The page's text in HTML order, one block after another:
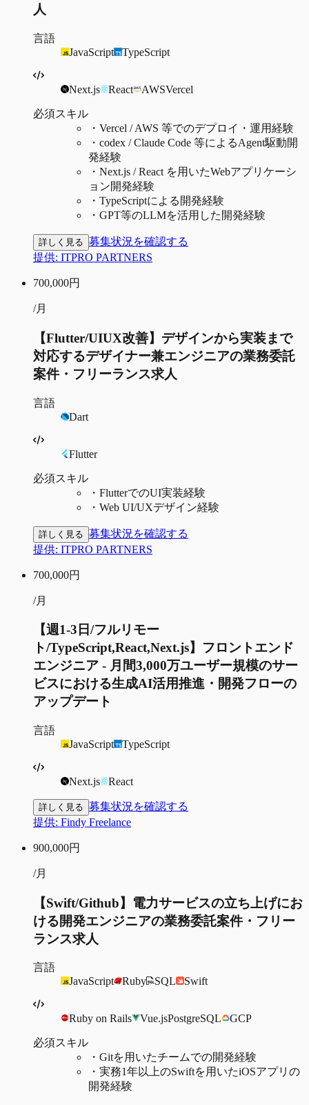
人
言語
JavaScript
TypeScript
Next.js React AWSVercel
必須スキル
・ Vercel / AWS 等でのデプロイ・運用経験
・ codex / Claude Code 等によるAgent駆動開
発経験
・ Next.js / React を用いたWebアプリケーシ
ョン開発経験
・ TypeScriptによる開発経験
・ GPT等のLLMを活用した開発経験
詳しく見る 募集状況を確認する
提供: ITPRO PARTNERS
700,000円
/月
【Flutter/UIUX改善】デザインから実装まで
対応するデザイナー兼エンジニアの業務委託
案件・フリーランス求人
言語
Dart
Flutter
必須スキル
・ FlutterでのUI実装経験
・ Web UI/UXデザイン経験
詳しく見る 募集状況を確認する
提供: ITPRO PARTNERS
700,000円
/月
【週1-3日/フルリモー
ト/TypeScript,React,Next.js】フロントエンド
エンジニア - 月間3,000万ユーザー規模のサー
ビスにおける生成AI活用推進・開発フローの
アップデート
言語
JavaScript
TypeScript
Next.js React
詳しく見る 募集状況を確認する
提供: Findy Freelance
900,000円
/月
【Swift/Github】電力サービスの立ち上げにお
ける開発エンジニアの業務委託案件・フリー
ランス求人
言語
JavaScript
Ruby SQL Swift
Ruby on Rails Vue.jsPostgreSQL GCP
必須スキル
・ Gitを用いたチームでの開発経験
・ 実務1年以上のSwiftを用いたiOSアプリの
開発経験